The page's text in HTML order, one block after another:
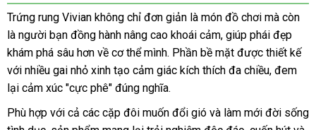
10
Chế
Độ
Điều
Khiển
Từ
Kích
Trứng rung Vivian không chỉ đơn giản là món đồ chơi mà còn
là người bạn đồng hành nâng cao khoái cảm, giúp phái đẹp
khám phá sâu hơn về cơ thể mình. Phần bề mặt được thiết kế
với nhiều gai nhỏ xinh tạo cảm giác kích thích đa chiều, đem
lại cảm xúc "cực phê" đúng nghĩa.
Phù hợp với cả các cặp đôi muốn đổi gió và làm mới đời sống